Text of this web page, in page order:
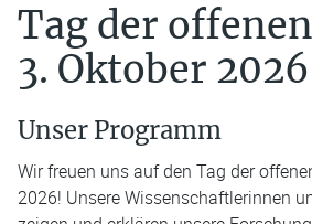
Tag der
3. Oktober 2026
Unser Programm
Wir freuen uns auf den Tag der
2026! Unsere Wissenschaftlerinnen